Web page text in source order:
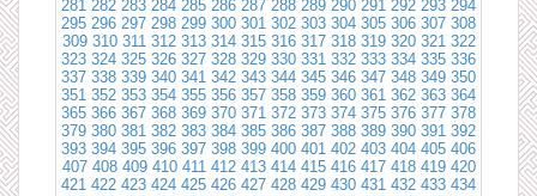
281 282 283 284 285 286 287 288 289 290 291 292 293 294
295 296 297 298 299 300 301 302 303 304 305 306 307 308
309 310 311 312 313 314 315 316 317 318 319 320 321 322
323 324 325 326 327 328 329 330 331 332 333 334 335 336
337 338 339 340 341 342 343 344 345 346 347 348 349 350
351 352 353 354 355 356 357 358 359 360 361 362 363 364
365 366 367 368 369 370 371 372 373 374 375 376 377 378
379 380 381 382 383 384 385 386 387 388 389 390 391 392
393 394 395 396 397 398 399 400 401 402 403 404 405 406
407 408 409 410 411 412 413 414 415 416 417 418 419 420
421 422 423 424 425 426 427 428 429 430 431 432 433 434